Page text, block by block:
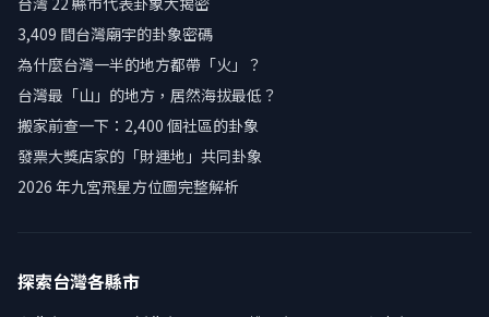
3,409 間台灣廟宇的卦象密碼
為什麼台灣一半的地方都帶「火」？
台灣最「山」的地方，居然海拔最低？
搬家前查一下：2,400 個社區的卦象
發票大獎店家的「財運地」共同卦象
2026 年九宮飛星方位圖完整解析
探索台灣各縣市